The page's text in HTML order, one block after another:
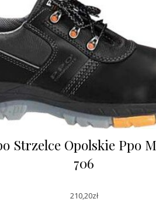
Strzelce Opolskie Ppo
706
210,20zł